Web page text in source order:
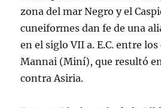
zona del mar Negro y el
cuneiformes dan fe de una
en el siglo VII a. E.C. entre
Mannai (Miní­), que resultó
contra Asiria.